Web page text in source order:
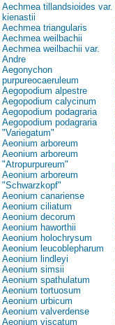
Aechmea tillandsioides var.
kienastii
Aechmea triangularis
Aechmea weilbachii
Aechmea weilbachii var.
Andre
Aegonychon
purpureocaeruleum
Aegopodium alpestre
Aegopodium calycinum
Aegopodium podagraria
Aegopodium podagraria
"Variegatum"
Aeonium arboreum
Aeonium arboreum
"Atropurpureum"
Aeonium arboreum
"Schwarzkopf"
Aeonium canariense
Aeonium ciliatum
Aeonium decorum
Aeonium haworthii
Aeonium holochrysum
Aeonium leucoblepharum
Aeonium lindleyi
Aeonium simsii
Aeonium spathulatum
Aeonium tortuosum
Aeonium urbicum
Aeonium valverdense
Aeonium viscatum